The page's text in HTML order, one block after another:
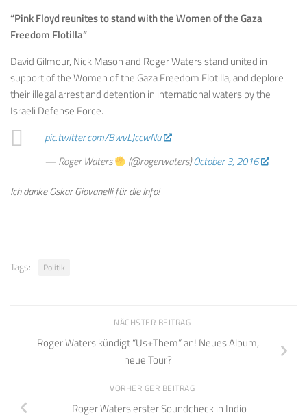
“Pink Floyd reunites to stand with the Women of the Gaza
Freedom Flotilla”
David Gilmour, Nick Mason and Roger Waters stand united in
support of the Women of the Gaza Freedom Flotilla, and deplore
their illegal arrest and detention in international waters by the
Israeli Defense Force.
pic.twitter.com/BwvLJccwNu
— Roger Waters
(@rogerwaters)October 3, 2016
Ich danke Oskar Giovanelli für die Info!
Tags: Politik
NÄCHSTER BEITRAG
Roger Waters kündigt “Us+Them” an! Neues Album,
neue Tour?
VORHERIGER BEITRAG
Roger Waters erster Soundcheck in Indio